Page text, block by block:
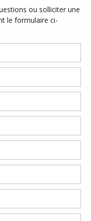
ou solliciter une
le formulaire ci-